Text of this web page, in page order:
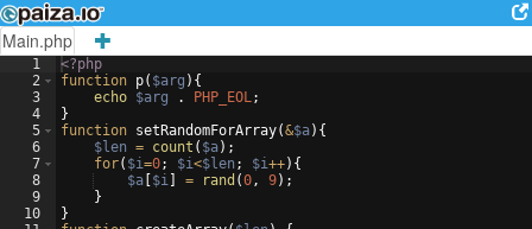
Main.php
1
2
3
4
5
6
7
8
9
10
<?php
function p( $arg ) {
echo $arg . PHP_EOL;
}
function setRandomForArray(&$a) {
$len = count ( $a) ;
for( $i=0; $i<$len ; $i++) {
$a $i = rand (0, 9) ;
}
}